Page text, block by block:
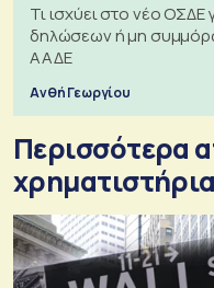
Τι ισχύει στο νέο ΟΣΔΕ
δηλώσεων ή μη
ΑΑΔΕ
Ανθή Γεωργίου
Περισσότερα
χρηματιστήρια